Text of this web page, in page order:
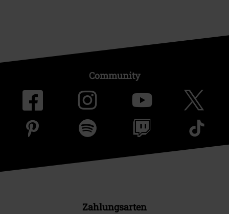
Community
Zahlungsarten